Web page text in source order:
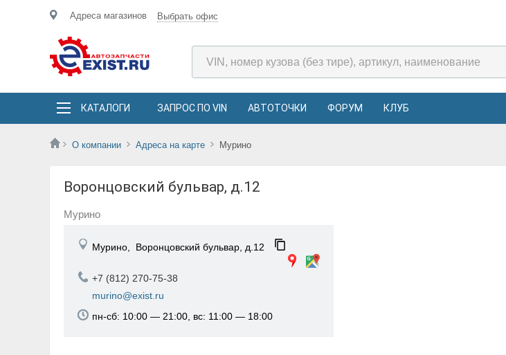
Адреса магазинов Выбрать офис
КАТАЛОГИ ЗАПРОС ПО VIN АВТОТОЧКИ ФОРУМ КЛУБ
О компании Адреса на карте Мурино
Воронцовский бульвар, д.12
Мурино
Мурино, Воронцовский бульвар, д.12
+7 (812) 270-75-38
murino@exist.ru
пн-сб: 10:00 — 21:00, вс: 11:00 — 18:00